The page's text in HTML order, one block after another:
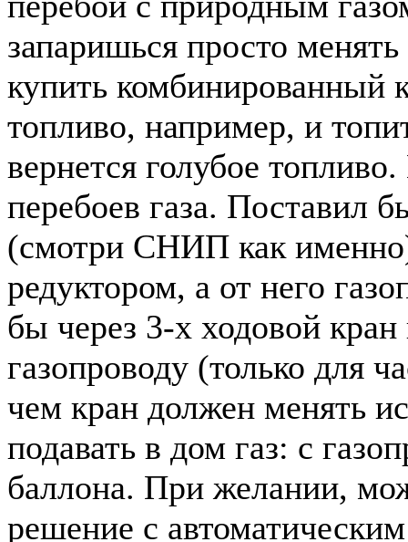
запаришься просто
купить комбинированный
топливо, например, и
вернется голубое
перебоев газа. Поставил
(смотри СНИП как
редуктором, а от него
бы через 3-х ходовой
газопроводу (только для
чем кран должен менять
подавать в дом газ: с
баллона. При желании,
решение с